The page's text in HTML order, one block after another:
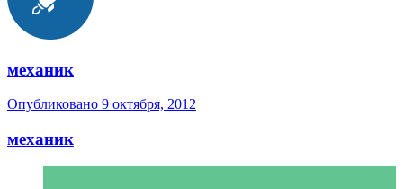
механик
Опубликовано 9 октября, 2012
механик